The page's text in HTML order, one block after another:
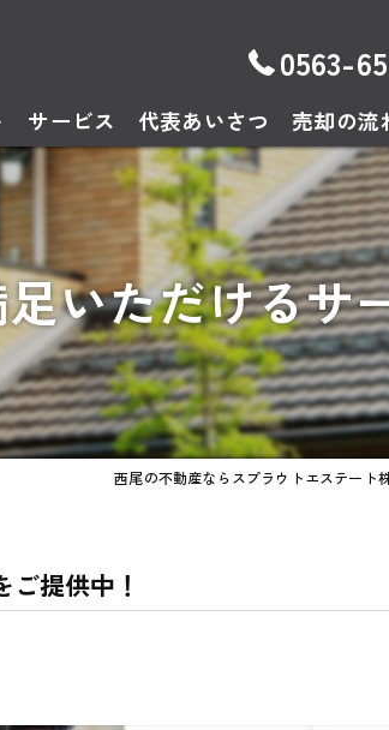
0563-
サービス 代表あいさつ 売却の流
いただけるサ
西尾の不動産ならスプラウトエステート
提供中！